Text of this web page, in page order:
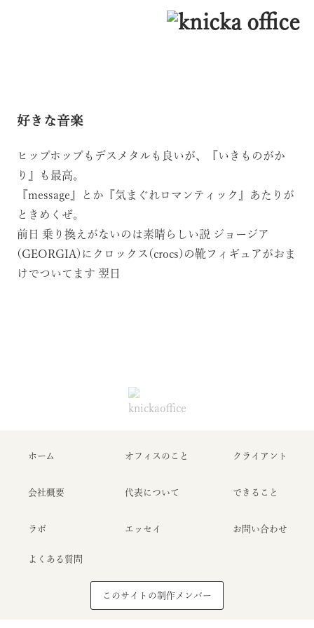
好きな音楽
ヒップホップもデスメタルも良いが、『いきものがか
り』も最高。
『message』とか『気まぐれロマンティック』あたりが
ときめくぜ。
前日 乗り換えがないのは素晴らしい説 ジョージア
(GEORGIA)にクロックス(crocs)の靴フィギュアがおま
けでついてます 翌日
ホーム オフィスのこと クライアント
会社概要 代表について できること
ラボ エッセイ
よくある質問
お問い合わせ
このサイトの制作メンバー